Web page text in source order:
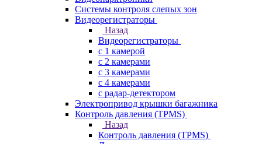
Системы контроля слепых зон
Видеорегистраторы
Назад
Видеорегистраторы
с 1 камерой
с 2 камерами
с 3 камерами
с 4 камерами
с радар-детектором
Электропривод крышки багажника
Контроль давления (TPMS)
Назад
Контроль давления (TPMS)